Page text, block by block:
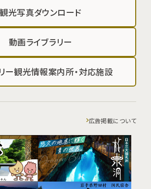
観光写真ダウンロード
動画ライブラリー
ー観光情報案内所・対応施設
広告掲載について